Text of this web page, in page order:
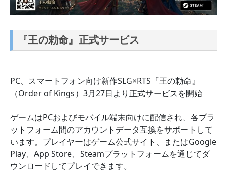
『王の勅命』正式サービス
PC、スマートフォン向け新作SLG×RTS『王の勅命』
（Order of Kings）3月27日より正式サービスを開始
ゲームはPCおよびモバイル端末向けに配信され、各プラ
ットフォーム間のアカウントデータ互換をサポートして
います。プレイヤーはゲーム公式サイト、またはGoogle
Play、App Store、Steamプラットフォームを通じてダ
ウンロードしてプレイできます。